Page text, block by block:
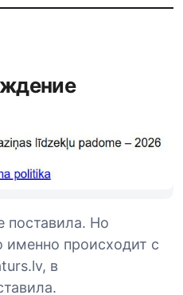
поставила. Но
происходит с
в